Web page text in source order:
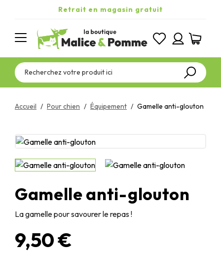
Retrait en magasin gratuit
Accueil Pour chien Équipement Gamelle anti-glouton
Gamelle anti-glouton
La gamelle pour savourer le repas !
9,50 €